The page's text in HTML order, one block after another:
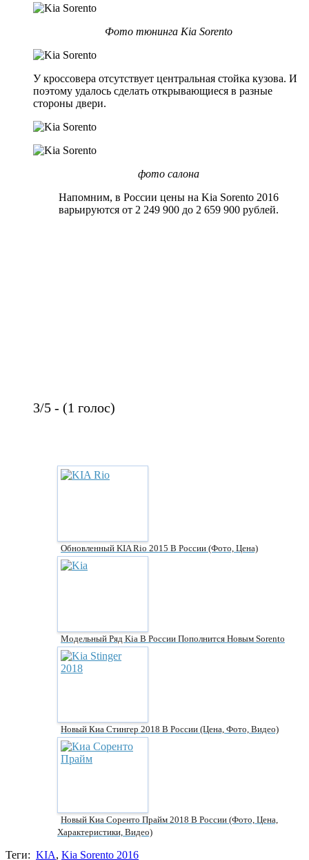
Фото тюнинга Kia Sorento
У кроссовера отсутствует центральная стойка кузова. И
поэтому удалось сделать открывающиеся в разные
стороны двери.
фото салона
Напомним, в России цены на Kia Sorento 2016
варьируются от 2 249 900 до 2 659 900 рублей.
3/5 - (1 голос)
Обновленный KIA Rio 2015 В России (фото, Цена)
Модельный Ряд Kia В России Пополнится Новым Sorento
Новый Киа Стингер 2018 В России (цена, Фото, Видео)
Новый Киа Соренто Прайм 2018 В России (фото, Цена,
Характеристики, Видео)
Теги: KIA, Kia Sorento 2016